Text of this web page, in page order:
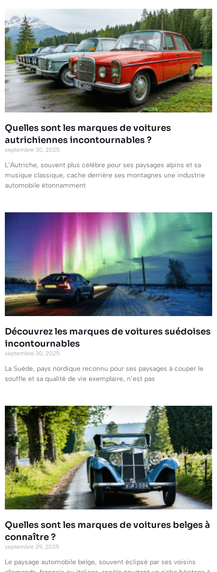
Quelles sont les marques de voitures
autrichiennes incontournables ?
septembre 30, 2025
L’Autriche, souvent plus célèbre pour ses paysages alpins et sa
musique classique, cache derrière ses montagnes une industrie
automobile étonnamment
Découvrez les marques de voitures suédoises
incontournables
septembre 30, 2025
La Suède, pays nordique reconnu pour ses paysages à couper le
souffle et sa qualité de vie exemplaire, n’est pas
Quelles sont les marques de voitures belges à
connaître ?
septembre 29, 2025
Le paysage automobile belge, souvent éclipsé par ses voisins